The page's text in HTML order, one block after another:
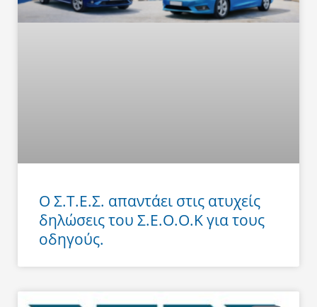
Ο Σ.Τ.Ε.Σ. απαντάει στις ατυχείς
δηλώσεις του Σ.Ε.Ο.Ο.Κ για τους
οδηγούς.